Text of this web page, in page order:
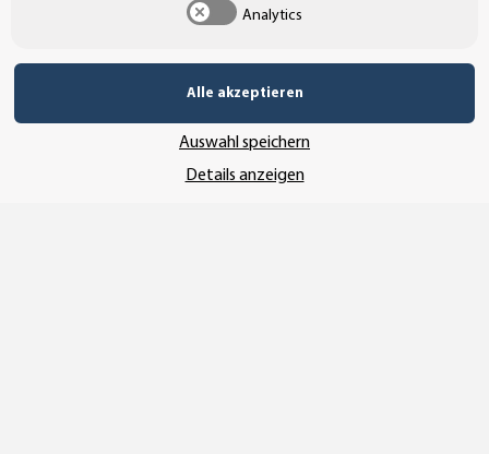
UNSER VERSANDDIENSTLEISTER
Analytics
Alle akzeptieren
Auswahl speichern
Details anzeigen